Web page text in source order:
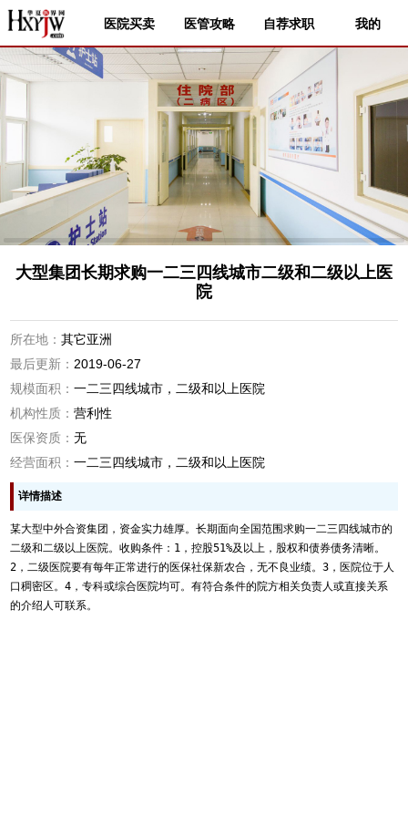
医院买卖 医管攻略 自荐求职 我的
大型集团长期求购一二三四线城市二级和二级以上医
院
所在地：其它亚洲
最后更新： 2019-06-27
规模面积：一二三四线城市，二级和以上医院
机构性质：营利性
医保资质：无
经营面积：一二三四线城市，二级和以上医院
详情描述
某大型中外合资集团，资金实力雄厚。长期面向全国范围求购一二三四线城市的
二级和二级以上医院。收购条件：1，控股51%及以上，股权和债券债务清晰。
2，二级医院要有每年正常进行的医保社保新农合，无不良业绩。3，医院位于人
口稠密区。4，专科或综合医院均可。有符合条件的院方相关负责人或直接关系
的介绍人可联系。